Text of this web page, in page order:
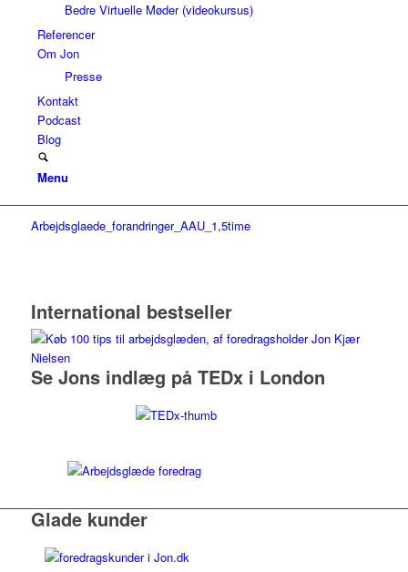
Bedre Virtuelle Møder (videokursus)
Referencer
Om Jon
Presse
Kontakt
Podcast
Blog
Menu
Arbejdsglaede_forandringer_AAU_1,5time
International bestseller
Se Jons indlæg på TEDx i London
Glade kunder